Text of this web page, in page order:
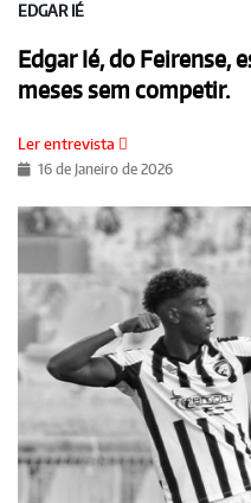
EDGAR IÉ
Edgar Ié, do Feirense,
meses sem competir.
Ler entrevista
16 de Janeiro de 2026